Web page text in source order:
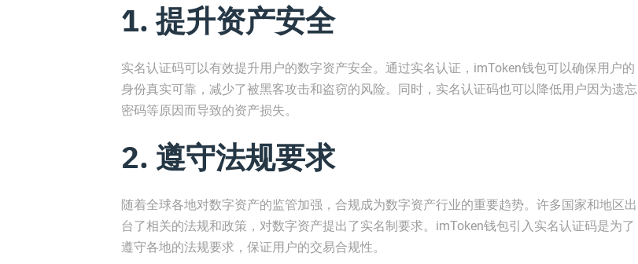
1. 提升资产安全
实名认证码可以有效提升用户的数字资产安全。通过实名认证，imToken钱包可以确保用户的
身份真实可靠，减少了被黑客攻击和盗窃的风险。同时，实名认证码也可以降低用户因为遗忘
密码等原因而导致的资产损失。
2. 遵守法规要求
随着全球各地对数字资产的监管加强，合规成为数字资产行业的重要趋势。许多国家和地区出
台了相关的法规和政策，对数字资产提出了实名制要求。imToken钱包引入实名认证码是为了
遵守各地的法规要求，保证用户的交易合规性。